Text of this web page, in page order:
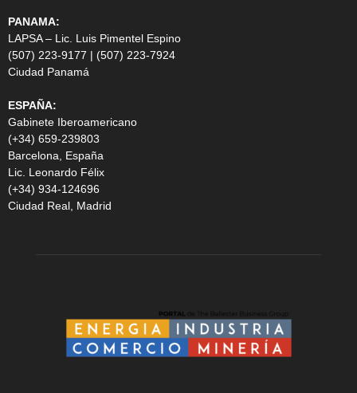
PANAMA:
LAPSA – Lic. Luis Pimentel Espino
(507) 223-9177 | (507) 223-7924
Ciudad Panamá
ESPAÑA:
Gabinete Iberoamericano
(+34) 659-239803
Barcelona, España
Lic. Leonardo Félix
(+34) 934-124696
Ciudad Real, Madrid